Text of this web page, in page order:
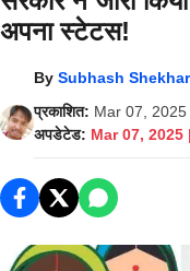
अपना स्टेटस!
BySubhash Shekhar
प्रकाशित: Mar 07,
अपडेटेड: Mar 07, 2025